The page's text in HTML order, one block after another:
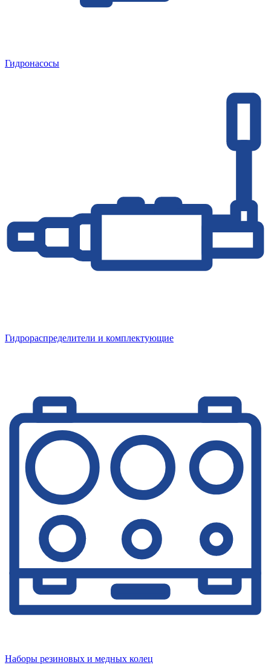
Гидронасосы
Гидрораспределители и комплектующие
Наборы резиновых и медных колец